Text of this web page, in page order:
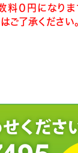
０円になり
了承ください。